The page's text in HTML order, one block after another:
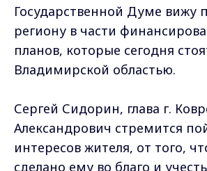
Государственной Думе вижу
региону в части
планов, которые сегодня
Владимирской областью.
Сергей Сидорин, глава г.
Александрович стремится
интересов жителя, от того,
сделано ему во благо и